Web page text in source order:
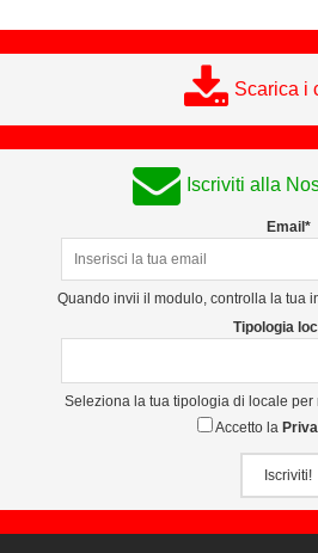
Scarica i
Iscriviti alla
Email*
Quando invii il modulo, controlla la tua
Tipologia
Seleziona la tua tipologia di locale
Accetto la
Iscriviti!